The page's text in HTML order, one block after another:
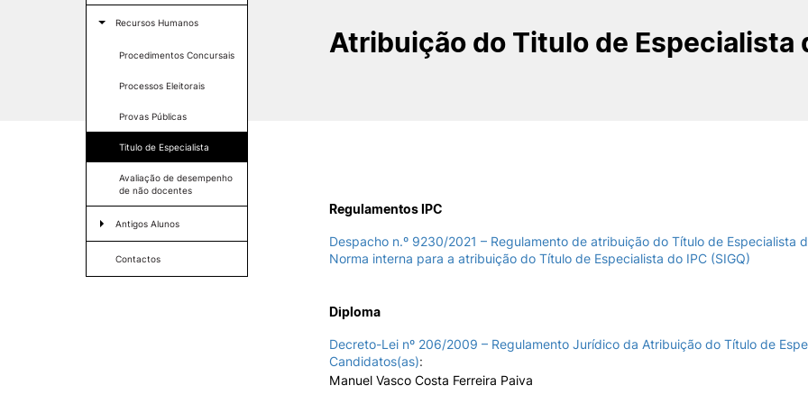
COMUNIDADE
RELATIONS
E INFORMAÇÕES
MUDANÇA DE PAR
Proteção de dados
Eco-escolas
Fundo Ambiental
PO-SEUR
Recursos Humanos
Procedimentos Concursais
Processos Eleitorais
Provas Públicas
Titulo de Especialista
Avaliação de desempenho
de não docentes
Antigos Alunos
Ofertas de Emprego
Contactos
Atribuição do Titulo de Especialista
Regulamentos IPC
Despacho n.º 9230/2021 – Regulamento de atribuição do Título de Especialista
Norma interna para a atribuição do Título de Especialista do IPC (SIGQ)
Diploma
Decreto-Lei nº 206/2009 – Regulamento Jurídico da Atribuição do Título de
Candidatos(as):
Manuel Vasco Costa Ferreira Paiva